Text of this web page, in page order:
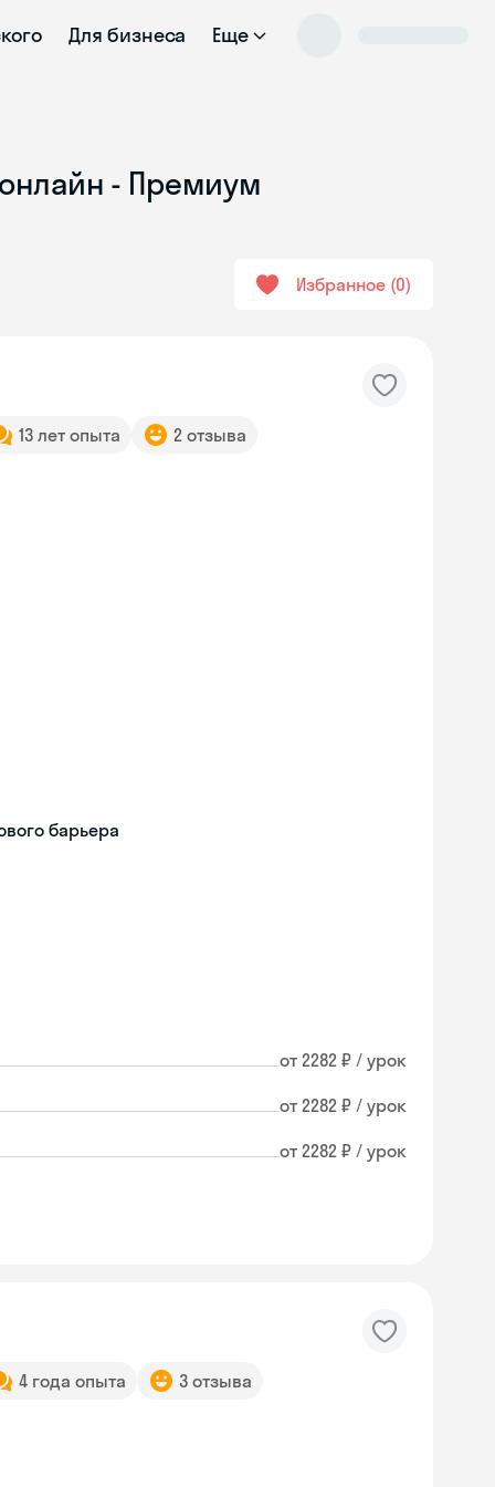
Для бизнеса Еще
- Премиум
Избранное 0
13 лет опыта 2 отзыва
барьера
от 2282 ₽ / урок
от 2282 ₽ / урок
от 2282 ₽ / урок
4 года опыта 3 отзыва